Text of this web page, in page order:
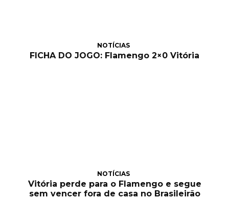
NOTÍCIAS
FICHA DO JOGO: Flamengo 2×0 Vitória
NOTÍCIAS
Vitória perde para o Flamengo e segue
sem vencer fora de casa no Brasileirão